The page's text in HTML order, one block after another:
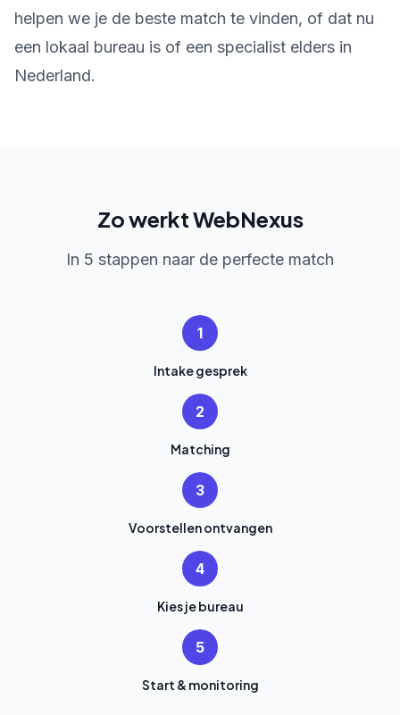
helpen we je de beste match te vinden, of dat nu
een lokaal bureau is of een specialist elders in
Nederland.
Zo werkt WebNexus
In 5 stappen naar de perfecte match
1
Intake gesprek
2
Matching
3
Voorstellen ontvangen
4
Kies je bureau
5
Start & monitoring